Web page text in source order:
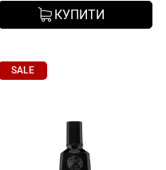
КУПИТИ
SALE